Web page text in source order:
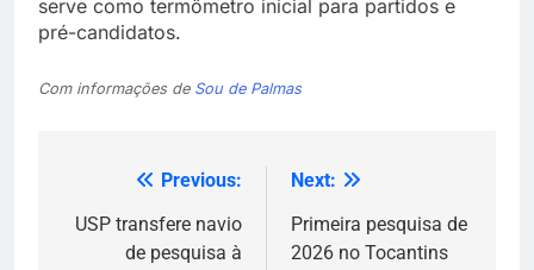
serve como termômetro inicial para partidos e
pré-candidatos.
Com informações de Sou de Palmas
Navegação
de
Previous:
USP transfere navio
de pesquisa à
Next:
Primeira pesquisa de
2026 no Tocantins